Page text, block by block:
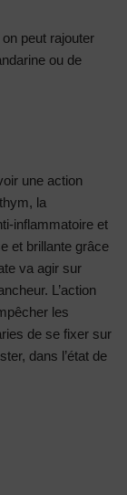
peut rajouter
ou de
une action
la
inflammatoire et
et brillante grâce
va agir sur
L’action
les
de se fixer sur
dans l’état de